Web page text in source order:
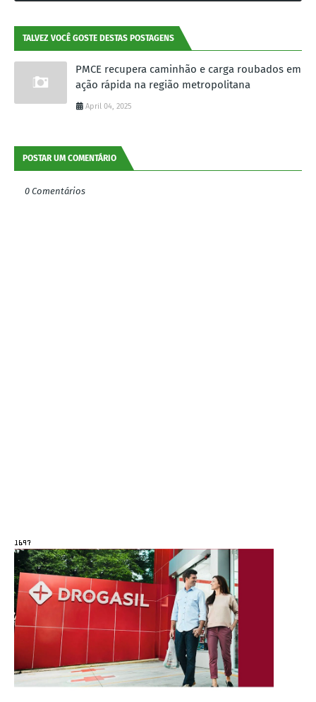
TALVEZ VOCÊ GOSTE DESTAS POSTAGENS
PMCE recupera caminhão e carga roubados em
ação rápida na região metropolitana
April 04, 2025
POSTAR UM COMENTÁRIO
0 Comentários